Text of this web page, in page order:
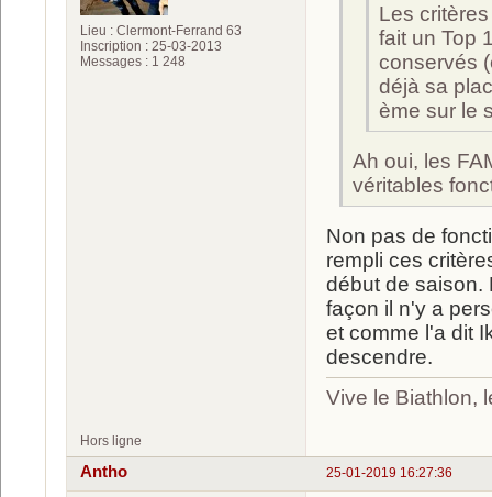
Lieu : Clermont-Ferrand 63
Inscription : 25-03-2013
Messages : 1 248
Les
fait un Top
conservés
déjà sa
ème sur le
Ah oui, les
véritables
Non pas de
rempli ces
début de saison.
façon il n'y a
et comme l'a dit
descendre.
Vive le Biathlon,
Hors ligne
25-01-2019 16:27:36
Antho